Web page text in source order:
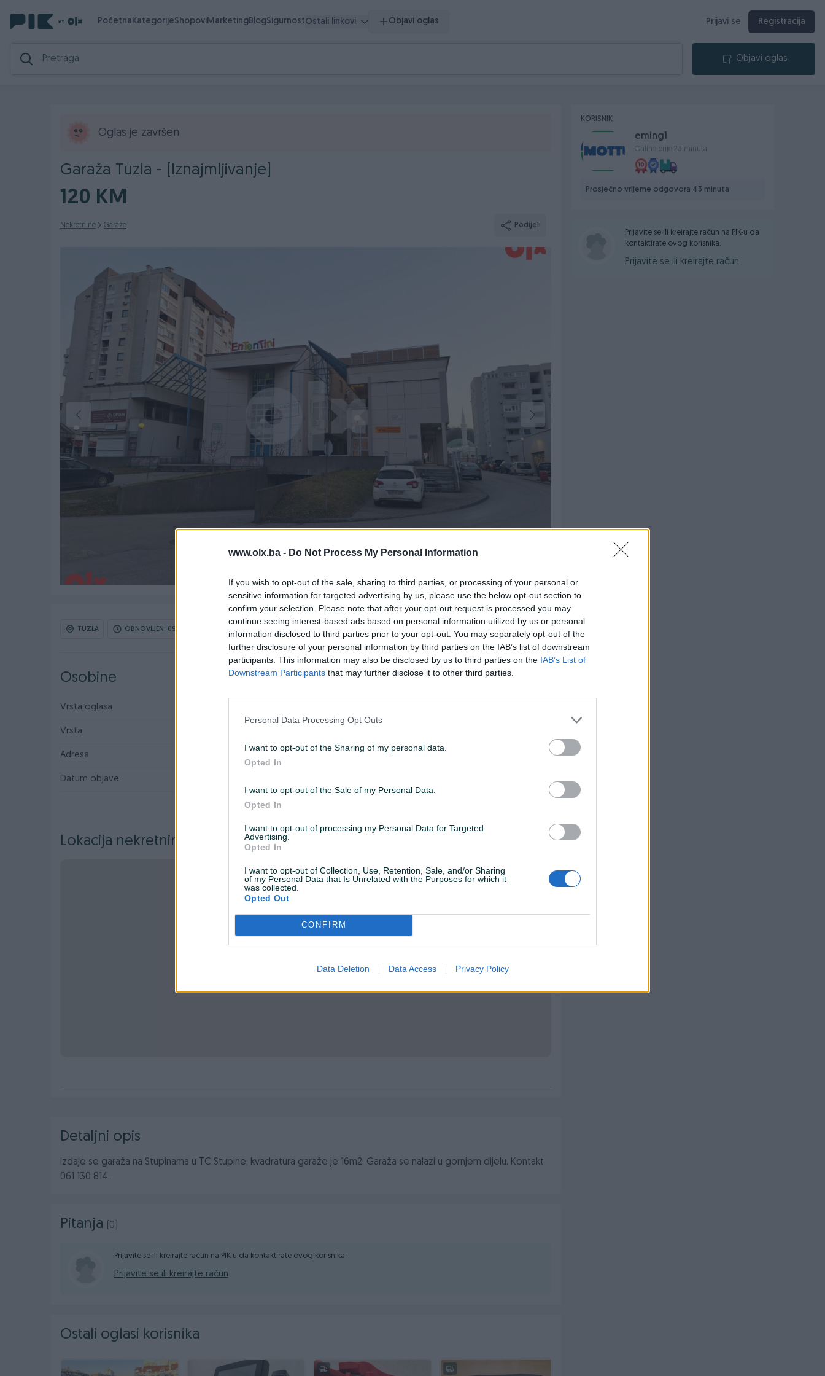
www.olx.ba - Do Not Process My Personal Information
If you wish to opt-out of the sale, sharing to third parties, or processing of your personal or
sensitive information for targeted advertising by us, please use the below opt-out section to
confirm your selection. Please note that after your opt-out request is processed you may
continue seeing interest-based ads based on personal information utilized by us or personal
information disclosed to third parties prior to your opt-out. You may separately opt-out of the
further disclosure of your personal information by third parties on the IAB’s list of downstream
participants. This information may also be disclosed by us to third parties on the IAB’s List of
Downstream Participants that may further disclose it to other third parties.
Personal Data Processing Opt Outs
I want to opt-out of the Sharing of my personal data.
Opted In
I want to opt-out of the Sale of my Personal Data.
Opted In
I want to opt-out of processing my Personal Data for Targeted
Advertising.
Opted In
I want to opt-out of Collection, Use, Retention, Sale, and/or Sharing
of my Personal Data that Is Unrelated with the Purposes for which it
was collected.
Opted Out
CONFIRM
Data Deletion Data Access Privacy Policy
PočetnaKategorijeShopoviMarketingBlogSigurnostOstali linkovi Objavi oglas Prijavi se Registracija
Objavi oglas
Oglas je završen
Garaža Tuzla - [Iznajmljivanje]
120 KM
Nekretnine Garaže Podijeli
TUZLA OBNOVLJEN: 09.06.2026 U 09:26
Osobine
Vrsta oglasa
Vrsta
Adresa Uknjiženo / ZK
Datum objave
Lokacija nekretnine
Detaljni opis
Izdaje se garaža na Stupinama u TC Stupine, kvadratura garaže je 16m2. Garaža se nalazi u gornjem dijelu. Kontakt
061 130 814.
Pitanja (0)
Prijavite se ili kreirajte račun na PIK-u da kontaktirate ovog korisnika.
Prijavite se ili kreirajte račun
Ostali oglasi korisnika
KORISNIK
eming1
Online prije 23 minuta
Prosječno vrijeme odgovora 43 minuta
Prijavite se ili kreirajte račun na PIK-u da
kontaktirate ovog korisnika.
Prijavite se ili kreirajte račun